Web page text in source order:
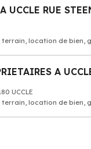
UCCLE RUE
location de bien,
A
UCCLE
location de bien,